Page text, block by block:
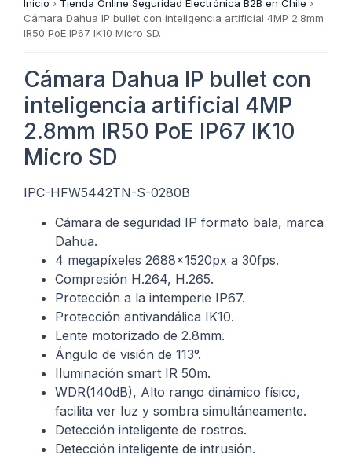
Inicio › Tienda Online Seguridad Electrónica B2B en Chile ›
Cámara Dahua IP bullet con inteligencia artificial 4MP 2.8mm
IR50 PoE IP67 IK10 Micro SD.
Cámara Dahua IP bullet con
inteligencia artificial 4MP
2.8mm IR50 PoE IP67 IK10
Micro SD
IPC-HFW5442TN-S-0280B
Cámara de seguridad IP formato bala, marca
Dahua.
4 megapíxeles 2688x1520px a 30fps.
Compresión H.264, H.265.
Protección a la intemperie IP67.
Protección antivandálica IK10.
Lente motorizado de 2.8mm.
Ángulo de visión de 113°.
Iluminación smart IR 50m.
WDR(140dB), Alto rango dinámico físico,
facilita ver luz y sombra simultáneamente.
Detección inteligente de rostros.
Detección inteligente de intrusión.